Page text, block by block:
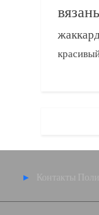
Контакты